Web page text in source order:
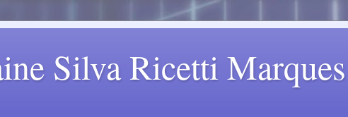
Silva Ricetti Marques